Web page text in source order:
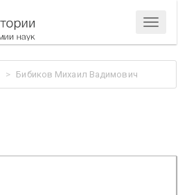
Меню
Бибиков Михаил Вадимович